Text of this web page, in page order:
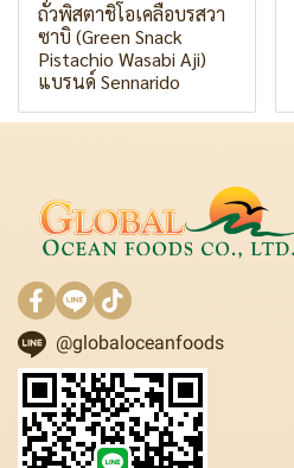
ถั่วพิสตาชิโอเคลือบรสวา
ซาบิ (Green Snack
Pistachio Wasabi Aji)
แบรนด์ Sennarido
@globaloceanfoods